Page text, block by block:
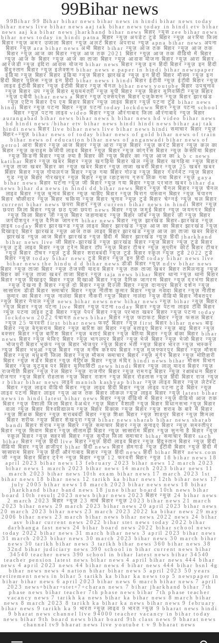
99Bihar news
99Bihar 99 Bihar bihar news bihar news in hindi bihar news today
bihar news live bihar news aaj tak bihar news today in hindi etv bihar
news aaj ka bihar news jharkhand bihar news बिहार न्यूस zee bihar news
bihar news today in hindi patna बिहार न्यूज़ अपडेट टुडे बिहार न्यूज़ अररिया जिला
बिहार न्यूज़ अमर उजाला बिहार न्यूज़ अलर्ट बिहार अपराध न्यूज़ apna bihar news अपना
बिहार न्यूज़ ara bihar news अभी बिहार bihar न्यूज़ आज तक बिहार न्यूज़ आज तक
बिहार न्यूज़ आज का बिहार न्यूज़ आज तक 2021 बिहार न्यूज़ आज तक वीडियो में बिहार
न्यूज़ आज के बिहार न्यूज़ आज का ताजा बिहार न्यूज़ आवास योजना बिहार न्यूज़ आरा बिहार
आरजेडी न्यूज़ इंदिरा आवास योजना bihar news बिहार न्यूज़ इन हिंदी बिहार न्यूज़ इन हिंदी
हिंदुस्तान बिहार न्यूज़ इलेक्शन bihar news e paper in hindi bihar newspaper
इंडिया न्यूज़ बिहार बिहार इंडिया न्यूज़ बिहार झारखंड न्यूज़ इन हिंदी बिहार मौसम न्यूज़ इन
हिंदी बिहार पुलिस न्यूज़ इन हिंदी bihar news i hindi बिहार ईटीवी न्यूज़ ईटीवी बिहार न्यूज़
लाइव ईटीवी बिहार न्यूज़ ईटीवी बिहार न्यूज़ चैनल bihar news youtube बिहार उपचुनाव
न्यूज़ बिहार उप न्यूज़ बिहार मुख्यमंत्री न्यूज़ यूपी बिहार न्यूज़ बिहार यूनिवर्सिटी न्यूज़ बिहार
न्यूज़ एबीपी bihar news a बिहार न्यूज़ एक्सप्रेस बिहार एजुकेशन न्यूज़ बिहार झारखंड
न्यूज़ एटिन बिहार ऐप एम बिहार बिहार न्यूज़ लाइव बिहार न्यूज़ पटना टुडे bihar news
hindi बिहार न्यूज़ पटना बिहार न्यूज़ पटना today lockdown बिहार न्यूज़ पटना school
बिहार न्यूज़ पटना लाइव video बिहार न्यूज़ औरंगाबाद जिला औरंगाबाद न्यूज़ बिहार
aurangabad bihar news bihar news h bihar news hd video bihar news
hd hindi news /bihar etv bihar news hindi hindi news bihar aaj tak
hindi news बिहार live bihar news live bihar news hindi समाचार बिहार न्यूज़
बिहार+न्यूज़ bihar news of today bihar news of gold bihar news of train
bihar news of education bihar news of anganwadi bihar news of
petrol आरा बिहार न्यूज़ आज बिहार न्यूज़ आरा न्यूज़ बिहार न्यूज़ करंट बिहार न्यूज़ कल का
बिहार न्यूज़ क्राइम केजीपी लाइव बिहार न्यूज़ बिहार न्यूज़ कांग्रेस बिहार न्यूज़ केसरिया बिहार
न्यूज़ किडनी बिहार न्यूज़ क्या है बिहार की न्यूज़ बिहार का न्यूज़ आज का k b c news
katihar बिहार न्यूज़ खबर बिहार न्यूज़ खगड़िया बिहार खेल न्यूज़ बिहार खगड़िया न्यूज़ बिहार
न्यूज़ ताजा खबर बिहार का न्यूज़ खबर बिहार न्यूज़ ताजा खबरी बिहार न्यूज़ 25 खबर खबर
बिहार बिहार न्यूज़ गोपालगंज बिहार न्यूज़ गया बिहार गोल्ड न्यूज़ बिहार गवर्नमेंट न्यूज़ बिहार
गुड न्यूज़ बिहार गोरखपुर न्यूज़ बिहार न्यूज़ व्हाट्सप्प ग्रुप लिंक गया बिहार न्यूज़ gaya
bihar news बिहार घटना न्यूज़ जी बिहार न्यूज़ गया बिहार न्यूज़ प्रभात खबर bihar da
news bihar da news in hindi dd bihar news बिहार न्यूज़ चैनल बिहार न्यूज़ चैनल
लाइव बिहार न्यूज़ चुनाव बिहार न्यूज़ चाहिए बिहार न्यूज़ चिराग पासवान बिहार न्यूज़ चंपारण
बिहार चौकीदार न्यूज़ बिहार चकिया न्यूज़ बिहार चुनाव न्यूज़ टुडे बिहार चेन्नई न्यूज़ चल बिहार
current bihar news छपरा बिहार न्यूज़ current bihar news in hindi बिहार न्यूज़
छपरा जिला बिहार न्यूज़ छठ पूजा छपरा news बिहार न्यूज़ जमुई बिहार न्यूज़ जयनगर बिहार
न्यूज़ जिला बिहार जी न्यूज़ बिहार जहानाबाद न्यूज़ बिहार जॉब न्यूज़ बिहार ज़ी न्यूज़ बिहार
जगदीशपुर न्यूज़ दैनिक जागरण bihar news बिहार न्यूज़ झारखंड बिहार-झारखंड न्यूज़
लाइव today बिहार झारखण्ड न्यूज़ लाइव बिहार झारखंड न्यूज़ आज का बिहार झारखंड न्यूज़
दिखाइए बिहार झारखंड न्यूज़ आज तक लाइव बिहार झारखंड न्यूज़ आज का ताजा खबर बिहार
झारखंड न्यूज़ आज बिहार झारखंड न्यूज़ हिंदी में बिहार झारखंड न्यूज़ हिंदी jharkhand
bihar news live जी बिहार-झारखंड न्यूज़ झारखंड बिहार न्यूज़ बिहार न्यूज़ टुडे बिहार
न्यूज़ टुडे लाइव बिहार न्यूज़ ट्रेन बिहार टॉप न्यूज़ बिहार टीचर न्यूज़ सुप्रीम कोर्ट बिहार टीचर
न्यूज़ बिहार टीचर न्यूज़ टुडे बिहार शराबबंदी न्यूज़ टुडे बिहार स्कूल न्यूज़ टुडे 2022 टुडे
बिहार न्यूज़ today bihar news टुडे बिहार न्यूज़ इन हिंदी today bihar news live
bihar news the hindu d d bihar news डीडी बिहार न्यूज़ ndtv bihar news
बिहार न्यूज़ ताजा बिहार न्यूज़ तेजस्वी यादव बिहार न्यूज़ तक ताजा खबर बिहार तमिलनाडु न्यूज़
बिहार का न्यूज़ ताजा खबर ताजा बिहार न्यूज़ taja news bihar बिहार थाना न्यूज़ थाना बिहार
बिहार न्यूज़ दिखाइए बिहार न्यूज़ दिखाओ बिहार न्यूज़ दैनिक जागरण बिहार न्यूज़ दरभंगा बिहार
न्यूज़ देखना है बिहार न्यूज़ दो बिहार न्यूज़ दिल्ली बिहार न्यूज़ दानापुर बिहार दर्शन न्यूज़
सासाराम डीडी बिहार समाचार बिहार न्यूज़ नीतीश कुमार बिहार न्यूज़ नवादा बिहार न्यूज़ नीतीश
कुमार का बिहार न्यूज़ नालंदा बिहार नौकरी न्यूज़ बिहार नालंदा न्यूज़ वीडियो बिहार नौबतपुर
न्यूज़ बिहार नेपाल न्यूज़ news bihar news new bihar news न्यूज़ bihar न्यूज़ बिहार
न्यूज़ बिहार न्यूज़ पटना live बिहार न्यूज़ पटना today बिहार न्यूज़ पटना लाइव टीवी बिहार
न्यूज़ पटना लाइव टुडे बिहार न्यूज़ पेपर बिहार न्यूज़ प्रभात खबर बिहार न्यूज़ पटना today
lockdown 2022 पंचायत news bihar बिहार न्यूज़ फटाफट बिहार न्यूज़ फसल बिहार
न्यूज़ 25 फरवरी first bihar news फर्स्ट बिहार न्यूज़ first बिहार bihar news बाढ़
बिहार न्यूज़ बेगूसराय बिहार न्यूज़ बारिश का बिहार न्यूज़ बताइए बिहार न्यूज़ बाढ़ बिहार न्यूज़
बक्सर बिहार न्यूज़ बारिश बिहार न्यूज़ बताएं बिहार न्यूज़ बेतिया बिहार न्यूज़ बांका बिहार bihar
news बिहार न्यूज़ भेजिए बिहार न्यूज़ भागलपुर बिहार न्यूज़ भेजें बिहार न्यूज़ भेजो बिहार न्यूज़
भोजपुरी बिहार भूकंप न्यूज़ बिहार भोजपुर न्यूज़ बिहार भर्ती न्यूज़ बिहार भारत न्यूज़ भास्कर
न्यूज़ बिहार भभुआ न्यूज़ बिहार न्यूज़ मनीष कश्यप बिहार न्यूज़ मुजफ्फरपुर बिहार न्यूज़ मौसम
बिहार न्यूज़ मधुबनी जिला बिहार न्यूज़ मौसम समाचार बिहार न्यूज़ मुंगेर बिहार न्यूज़ मोतिहारी
बिहार न्यूज़ मर्डर बिहार न्यूज़ मैट्रिक बिहार न्यूज़ मंदिर hindi news bihar मौसम विभाग
बिहार न्यूज़ यूट्यूब पर बिहार यूनिवर्सिटी news hindi बिहार न्यूज़ लालू यादव बिहार न्यूज़
राजनीति बिहार न्यूज़ रेल बिहार न्यूज़ राजगीर बिहार न्यूज़ रामगढ़ बिहार न्यूज़ रक्षाबंधन बिहार
रोजगार न्यूज़ बिहार रोहतास न्यूज़ बिहार राशन न्यूज़ बिहार रोहतास न्यूज़ हिंदी बिहार राज न्यूज़
r bihar bihar news लाइव manish kashyap bihar न्यूज़ लाइव बिहार न्यूज़ लेटेस्ट
बिहार न्यूज़ लाइव वीडियो बिहार न्यूज़ लाइव हिंदी बिहार न्यूज़ लाइव पटना टुडे बिहार न्यूज़
लाइव पटना बिहार लाइव न्यूज़ आज तक बिहार लोकल न्यूज़ लाइव बिहार न्यूज़ latest bihar
news in hindi latest bihar news बिहार न्यूज़ वीडियो में बिहार न्यूज़ वीडियो आज तक
बिहार न्यूज़ वैशाली जिला बिहार वेअथेर न्यूज़ बिहार वैशाली न्यूज़ बिहार विधानसभा न्यूज़ बिहार
वाला न्यूज़ बिहार विश्वविद्यालय न्यूज़ बिहार विकास न्यूज़ बिहार न्यूज़ शराब के बारे में बिहार
न्यूज़ शिक्षक बिहार न्यूज़ शराबबंदी बिहार न्यूज़ शिक्षा बिहार न्यूज़ शाहपुर बिहार न्यूज़ शिमला
बिहार शरीफ न्यूज़ बिहार शेखपुरा न्यूज़ bihar news sharab bihar news sharab
bandi बिहार शराब न्यूज़ बिहार न्यूज़ समाचार बिहार न्यूज़ सुनाइए बिहार न्यूज़ समस्तीपुर
बिहार न्यूज़ सिवान बिहार न्यूज़ सीतामढ़ी बिहार न्यूज़ सासाराम बिहार न्यूज़ सुनना है बिहार न्यूज़
स्कूल बिहार न्यूज़ सहरसा बिहार न्यूज़ सुपौल जिला समाचार bihar समाचार बिहार sach
bihar बिहार न्यूज़ हिंदी live बिहार न्यूज़ हिंदी लाइव बिहार न्यूज़ हिंदुस्तान बिहार न्यूज़ हिंदी
वीडियो बिहार न्यूज़ हाजीपुर bihar हिंदी news बिहार होमगार्ड न्यूज़ ईटीवी बिहार न्यूज़ हिंदी में
सासाराम बिहार न्यूज़ हिंदी औरंगाबाद बिहार न्यूज़ हिंदी news हिंदी bihar बिहार news.com
जी न्यूज बिहार बिहार ट्रेन न्यूज़ बिहार न्यूज़ 12 फरवरी बिहार न्यूज़ 18 bihar news 18
april 2023 bihar news 13 february 2023 bihar news 12 march 2023
bihar news 1 march 2023 bihar news 14 march 2023 bihar news 11
march 2023 bihar news 10th exam bihar news 17 march 2023 1st
bihar news 18 bihar news 12 tarikh ka bihar news 12th bihar news 17
july 2005 bihar news 18 march 2023 bihar news news 18 bihar
jharkhand bihar band news 18 june bihar board 10th news bihar
board 10th result 2023 news bihar news 2023 बिहार न्यूज़ 24 bihar news
2 march 2023 बिहार न्यूज़ 23 मार्च बिहार न्यूज़ 2023 bihar news 21 march
2023 bihar news 29 march 2023 bihar news 20 april 2023 bihar news
20 march 2023 bihar news 23 march 2023 2022 ka bihar news 29 may
2006 bihar news 23 march bihar news bihar news 2022 news 24 bihar
asv bihar current news 2022 bihar stet news today 2022 bihar
darbhanga fast news 24 bihar board news 2022 bihar school news
today 2022 bihar news 31 march bihar news 3 april 2023 bihar news
31 march 2023 bihar news 30 march 2023 bihar news 30 march bihar
news 30 tarikh bihar news 3 tarikh bihar news 360 bihar news 38
32nd bihar judiciary news 390 school in bihar current news bihar
34540 teacher news 390 school in bihar latest news bihar 34540
teacher pension latest news bihar news 4 april bihar news 444 bihar
news 4 april 2023 news 44 bihar news 4 bihar news 444 bihar bsnl 4g
bihar news news 4 nation bihar bihar news 5 april 2023 50 years
retirement news in bihar 5 tarikh ka bihar ka news top 5 newspaper in
bihar bihar news 6 april 2023 bihar news 6 march bihar news 7 april
2023 news+bihar+stet+7+charan news 7 bihar jharkhand bihar 7th
phase news bihar teacher 7th phase news bihar 7th phase teacher
vacancy news 7 tarikh ka news bihar ka bihar news 8 march bihar
news 8 march 2023 8 tarikh ka bihar ka news bihar news 9 february
bihar news 9 tarikh ka 9 भारत न्यूज़ लाइव 9 भारत न्यूज़ 9 bharat news hindi
9 bharat news channel live 94000 teacher vacancy in bihar today
news bihar 9th board news bihar board 9th class news 9 bharat news
channel tv9 bharat news live youtube t v 9 bharat news